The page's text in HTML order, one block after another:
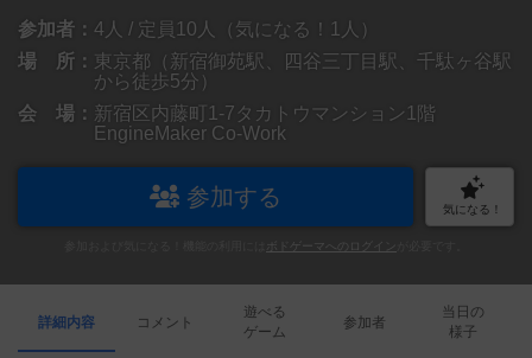
参加者： 4人 / 定員10人（気になる！1人）
場 所： 東京都（新宿御苑駅、四谷三丁目駅、千駄ヶ谷駅
から徒歩5分）
会 場： 新宿区内藤町1-7タカトウマンション1階
EngineMaker Co-Work
参加する 気になる！
ボドゲーマへのログイン
詳細内容 コメント
遊べる
ゲーム
参加者
当日の
様子